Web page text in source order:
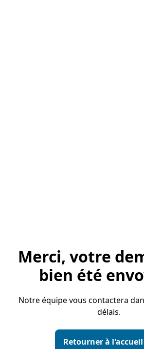
Merci, votre
bien été
Notre équipe vous contactera
délais.
Retourner à l'accueil